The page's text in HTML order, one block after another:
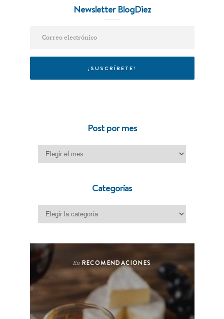
Newsletter BlogDiez
Post por mes
Post por mes
Categorías
Categorías
En RECOMENDACIONES